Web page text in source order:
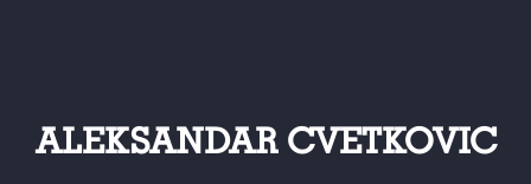
ALEKSANDAR CVETKOVIC